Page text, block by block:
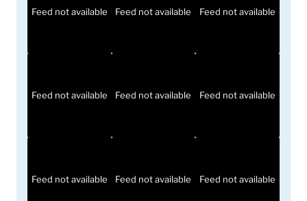
Feed not available Feed not available Feed not available
Feed not available Feed not available Feed not available
Feed not available Feed not available Feed not available